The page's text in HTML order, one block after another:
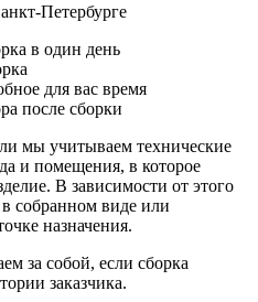
Петербурге
в один день
для вас время
после сборки
мы учитываем технические
и помещения, в которое
В зависимости от этого
собранном виде или
назначения.
за собой, если сборка
заказчика.